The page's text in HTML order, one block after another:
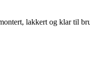
lakkert og klar til